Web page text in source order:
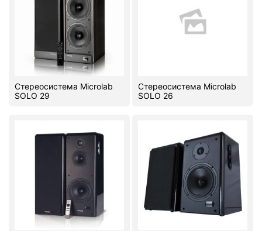
Стереосистема Microlab
SOLO 29
Стереосистема Microlab
SOLO 26